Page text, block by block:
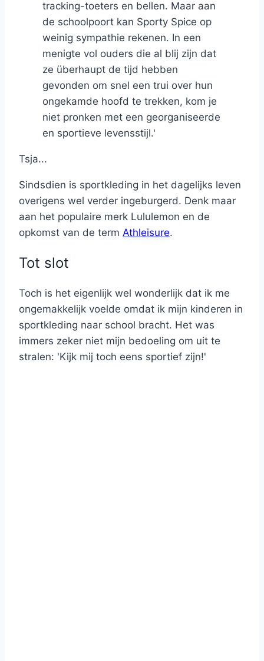
tracking-toeters en bellen. Maar aan
de schoolpoort kan Sporty Spice op
weinig sympathie rekenen. In een
menigte vol ouders die al blij zijn dat
ze überhaupt de tijd hebben
gevonden om snel een trui over hun
ongekamde hoofd te trekken, kom je
niet pronken met een georganiseerde
en sportieve levensstijl.'
Tsja...
Sindsdien is sportkleding in het dagelijks leven
overigens wel verder ingeburgerd. Denk maar
aan het populaire merk Lululemon en de
opkomst van de term Athleisure.
Tot slot
Toch is het eigenlijk wel wonderlijk dat ik me
ongemakkelijk voelde omdat ik mijn kinderen in
sportkleding naar school bracht. Het was
immers zeker niet mijn bedoeling om uit te
stralen: 'Kijk mij toch eens sportief zijn!'